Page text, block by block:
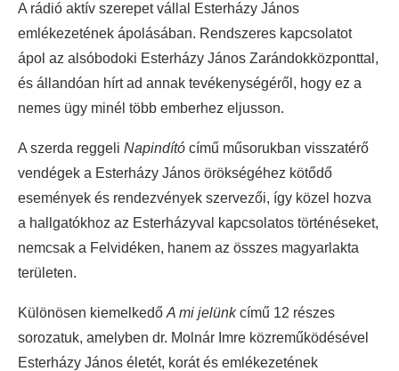
A rádió aktív szerepet vállal Esterházy János
emlékezetének ápolásában. Rendszeres kapcsolatot
ápol az alsóbodoki Esterházy János Zarándokközponttal,
és állandóan hírt ad annak tevékenységéről, hogy ez a
nemes ügy minél több emberhez eljusson.
A szerda reggeli Napindító című műsorukban visszatérő
vendégek a Esterházy János örökségéhez kötődő
események és rendezvények szervezői, így közel hozva
a hallgatókhoz az Esterházyval kapcsolatos történéseket,
nemcsak a Felvidéken, hanem az összes magyarlakta
területen.
Különösen kiemelkedő A mi jelünkcímű 12 részes
sorozatuk, amelyben dr. Molnár Imre közreműködésével
Esterházy János életét, korát és emlékezetének